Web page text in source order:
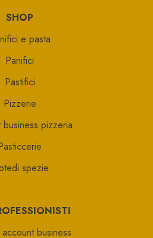
SHOP
e pasta
Panifici
Pastifici
Pizzerie
pizzeria
spezie
business